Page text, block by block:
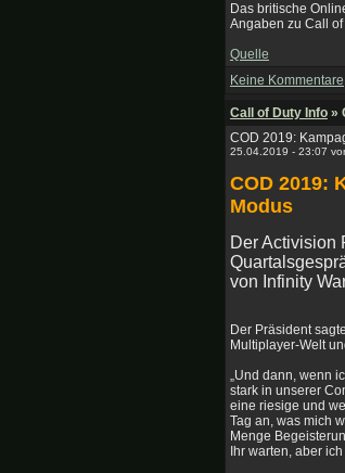
Das britische
Angaben zu Call
Quelle
Keine Kommentare
Call of Duty Info »
COD 2019:
25.04.2019 - 23:07
COD 2019:
Modus
Der Activision
von Infinity
Der Präsident
Multiplayer-Welt
„Und dann, wenn
stark in unserer
eine riesige und
Tag an, was mich
Menge
Ihr warten, aber